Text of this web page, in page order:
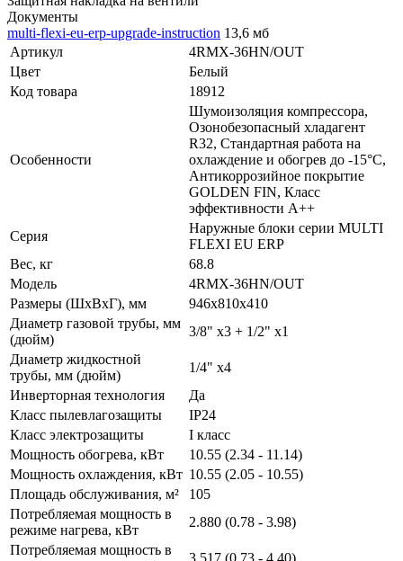
Документы
multi-flexi-eu-erp-upgrade-instruction 13,6 мб
Артикул
4RMX-36HN/OUT
Цвет
Белый
Код товара
18912
Особенности
Шумоизоляция компрессора,
Озонобезопасный хладагент
R32, Стандартная работа на
охлаждение и обогрев до -15°C,
Антикоррозийное покрытие
GOLDEN FIN, Класс
эффективности A++
Серия
Наружные блоки серии MULTI
FLEXI EU ERP
Вес, кг
68.8
Модель
4RMX-36HN/OUT
Размеры (ШxВxГ), мм
946x810x410
Диаметр газовой трубы, мм
(дюйм)
3/8" x3 + 1/2" x1
Диаметр жидкостной
трубы, мм (дюйм)
1/4" x4
Инверторная технология
Да
Класс пылевлагозащиты
IP24
Класс электрозащиты
I класс
Мощность обогрева, кВт
10.55 (2.34 - 11.14)
Мощность охлаждения, кВт 10.55 (2.05 - 10.55)
Площадь обслуживания, м²
105
Потребляемая мощность в
режиме нагрева, кВт
2.880 (0.78 - 3.98)
Потребляемая мощность в